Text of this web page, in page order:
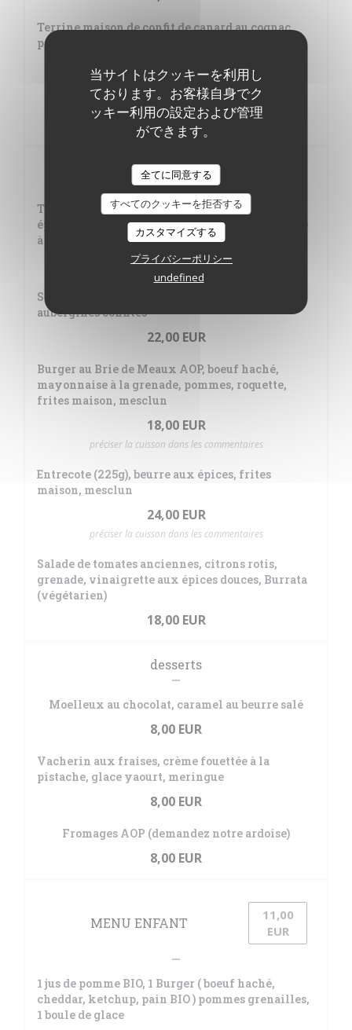
当サイトはクッキーを利用し
ております。お客様自身でク
ッキー利用の設定および管理
ができます。
全てに同意する
すべてのクッキーを拒否する
カスタマイズする
プライバシーポリシー
undefined
Terrine maison de confit de canard au cognac,
pistaches, tomates séchées
11,00 EUR
Chorizette artisanale Maison Montalet
6,00 EUR
plats
Travers de cochon Maison Montalet grillés aux
épices cajun, poireau, écrasé de pommes de terre
à l’aneth
23,00 EUR
Saumon, sauce miso-mascarpone, gingembre,
aubergines confites
22,00 EUR
Burger au Brie de Meaux AOP, boeuf haché,
mayonnaise à la grenade, pommes, roquette,
frites maison, mesclun
18,00 EUR
préciser la cuisson dans les commentaires
Entrecote (225g), beurre aux épices, frites
maison, mesclun
24,00 EUR
préciser la cuisson dans les commentaires
Salade de tomates anciennes, citrons rotis,
grenade, vinaigrette aux épices douces, Burrata
(végétarien)
18,00 EUR
desserts
Moelleux au chocolat, caramel au beurre salé
8,00 EUR
Vacherin aux fraises, crème fouettée à la
pistache, glace yaourt, meringue
8,00 EUR
Fromages AOP (demandez notre ardoise)
8,00 EUR
MENU ENFANT
11,00
EUR
1 jus de pomme BIO, 1 Burger ( boeuf haché,
cheddar, ketchup, pain BIO ) pommes grenailles,
1 boule de glace